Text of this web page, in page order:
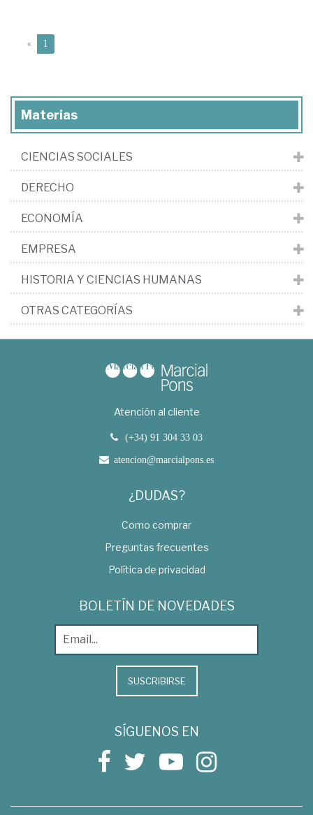
« 1
Materias
CIENCIAS SOCIALES
DERECHO
ECONOMÍA
EMPRESA
HISTORIA Y CIENCIAS HUMANAS
OTRAS CATEGORÍAS
Atención al cliente
(+34) 91 304 33 03
atencion@marcialpons.es
¿DUDAS?
Como comprar
Preguntas frecuentes
Política de privacidad
BOLETÍN DE NOVEDADES
SUSCRIBIRSE
SÍGUENOS EN